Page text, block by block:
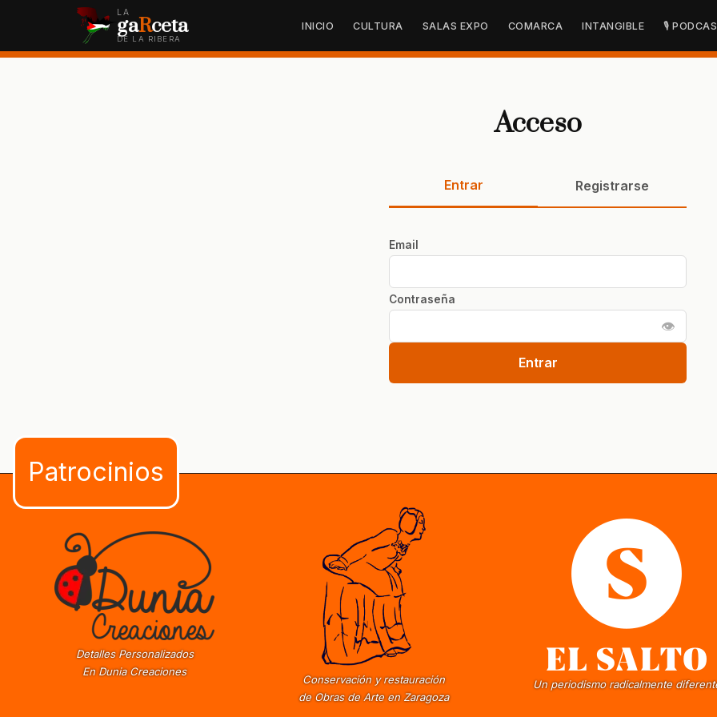
LA
gaRceta
DE LA RIBERA
INICIO CULTURA SALAS EXPO COMARCA INTANGIBLE 🎙
Acceso
Entrar Registrarse
Email
Contraseña
👁
Entrar
Detalles Personalizados
En Dunia Creaciones
Conservación y restauración
de Obras de Arte en Zaragoza
Un periodismo radicalmente